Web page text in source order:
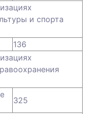
и спорта
136
325